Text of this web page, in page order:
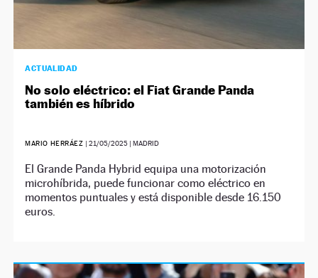
ACTUALIDAD
No solo eléctrico: el Fiat Grande Panda
también es híbrido
MARIO HERRÁEZ |21/05/2025 | MADRID
El Grande Panda Hybrid equipa una motorización
microhíbrida, puede funcionar como eléctrico en
momentos puntuales y está disponible desde 16.150
euros.